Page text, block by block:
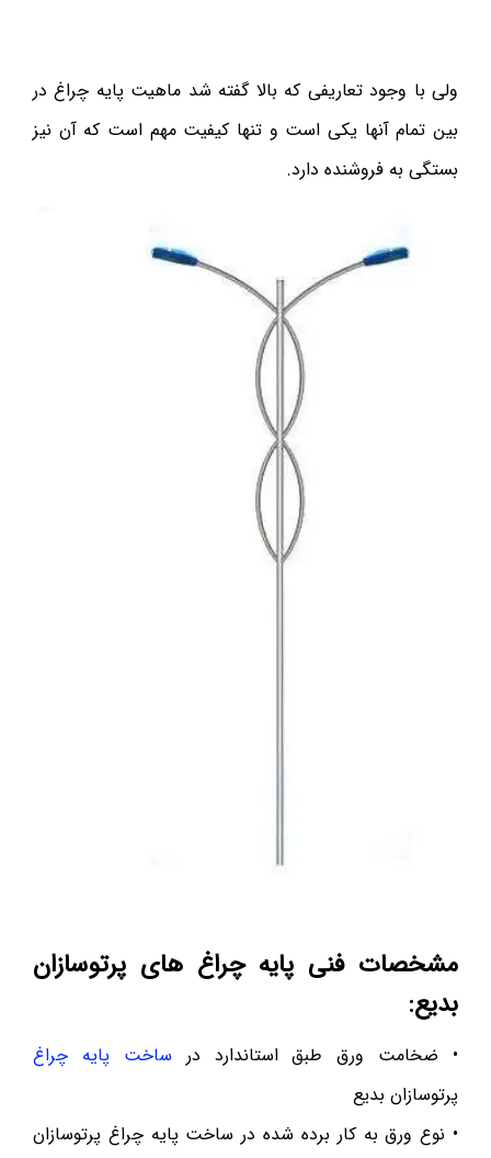
ولی با وجود تعاریفی که بالا گفته شد ماهیت پایه چراغ در
بین تمام آنها یکی است و تنها کیفیت مهم است که آن نیز
بستگی به فروشنده دارد.
مشخصات فنی پایه چراغ های پرتوسازان
بدیع:
• ضخامت ورق طبق استاندارد در ساخت پایه چراغ
پرتوسازان بدیع
• نوع ورق به کار برده شده در ساخت پایه چراغ پرتوسازان